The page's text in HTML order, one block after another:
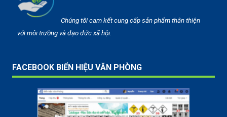
Chúng tôi cam kết cung cấp sản phẩm thân thiện
với môi trường và đạo đức xã hội.
FACEBOOK BIỂN HIỆU VĂN PHÒNG